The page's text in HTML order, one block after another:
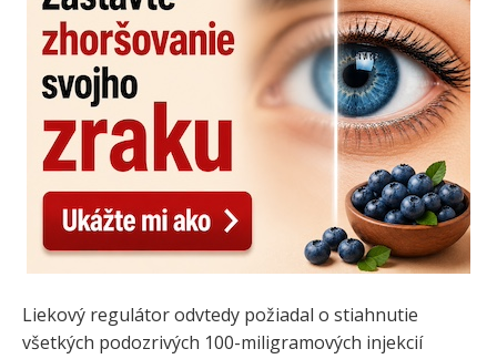
Liekový regulátor odvtedy požiadal o stiahnutie
všetkých podozrivých 100-miligramových injekcií